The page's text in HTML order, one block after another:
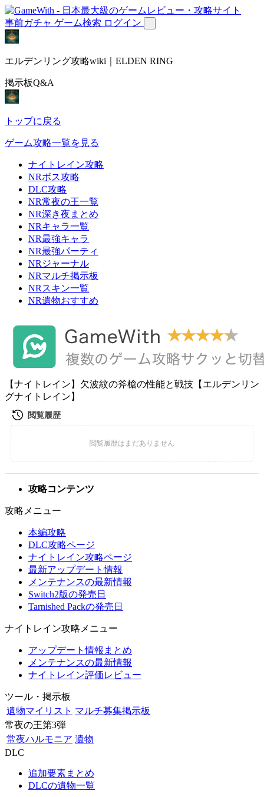
事前ガチャ ゲーム検索 ログイン
エルデンリング攻略wiki｜ELDEN RING
掲示板Q&A
トップに戻る
ゲーム攻略一覧を見る
ナイトレイン攻略
NRボス攻略
DLC攻略
NR常夜の王一覧
NR深き夜まとめ
NRキャラ一覧
NR最強キャラ
NR最強パーティ
NRジャーナル
NRマルチ掲示板
NRスキン一覧
NR遺物おすすめ
【ナイトレイン】欠波紋の斧槍の性能と戦技【エルデンリン
グナイトレイン】
攻略コンテンツ
攻略メニュー
本編攻略
DLC攻略ページ
ナイトレイン攻略ページ
最新アップデート情報
メンテナンスの最新情報
Switch2版の発売日
Tarnished Packの発売日
ナイトレイン攻略メニュー
アップデート情報まとめ
メンテナンスの最新情報
ナイトレイン評価レビュー
ツール・掲示板
遺物マイリスト マルチ募集掲示板
常夜の王第3弾
常夜ハルモニア 遺物
DLC
追加要素まとめ
DLCの遺物一覧